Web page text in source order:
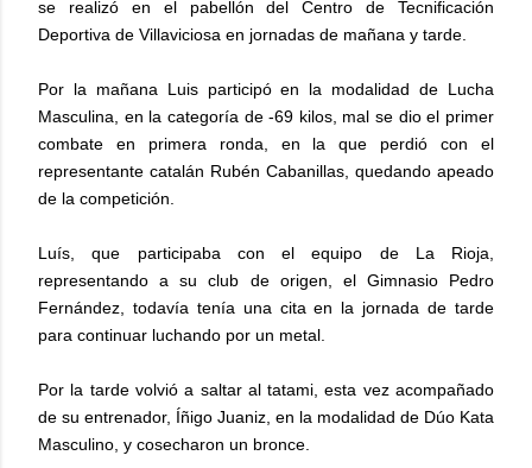
se realizó en el pabellón del Centro de Tecnificación
Deportiva de Villaviciosa en jornadas de mañana y tarde.
Por la mañana Luis participó en la modalidad de Lucha
Masculina, en la categoría de -69 kilos, mal se dio el primer
combate en primera ronda, en la que perdió con el
representante catalán Rubén Cabanillas, quedando apeado
de la competición.
Luís, que participaba con el equipo de La Rioja,
representando a su club de origen, el Gimnasio Pedro
Fernández, todavía tenía una cita en la jornada de tarde
para continuar luchando por un metal.
Por la tarde volvió a saltar al tatami, esta vez acompañado
de su entrenador, Íñigo Juaniz, en la modalidad de Dúo Kata
Masculino, y cosecharon un bronce.